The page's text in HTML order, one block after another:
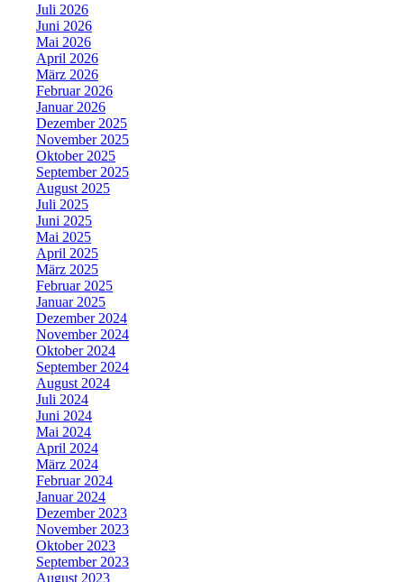
Juli 2026
Juni 2026
Mai 2026
April 2026
März 2026
Februar 2026
Januar 2026
Dezember 2025
November 2025
Oktober 2025
September 2025
August 2025
Juli 2025
Juni 2025
Mai 2025
April 2025
März 2025
Februar 2025
Januar 2025
Dezember 2024
November 2024
Oktober 2024
September 2024
August 2024
Juli 2024
Juni 2024
Mai 2024
April 2024
März 2024
Februar 2024
Januar 2024
Dezember 2023
November 2023
Oktober 2023
September 2023
August 2023